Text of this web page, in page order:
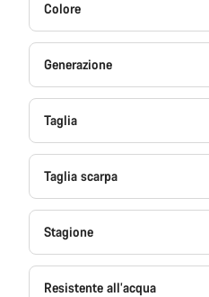
Colore
Generazione
Taglia
Taglia scarpa
Stagione
Resistente all’acqua